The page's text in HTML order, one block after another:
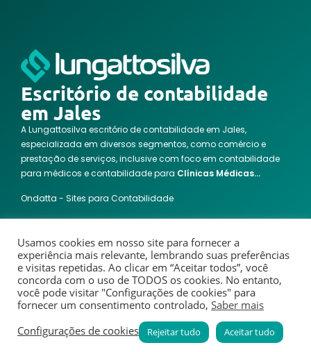
Escritório de contabilidade
em Jales
A Lungattosilva escritório de contabilidade em Jales,
especializada em diversos segmentos, como comércio e
prestação de serviços, inclusive com foco em contabilidade
para médicos e contabilidade para Clínicas Médicas…
Ondatta - Sites para Contabilidade
Contato
Rua 05, n° 2447 – Centro – Sala 2, Jales-SP
(17) 3621-8100
(17) 3621-8100
contato@lungattosilva.com.br
Usamos cookies em nosso site para fornecer a
experiência mais relevante, lembrando suas preferências
e visitas repetidas. Ao clicar em “Aceitar todos”, você
concorda com o uso de TODOS os cookies. No entanto,
você pode visitar "Configurações de cookies" para
fornecer um consentimento controlado, Saber mais
Configurações de cookies
Rejeitar tudo Aceitar tudo